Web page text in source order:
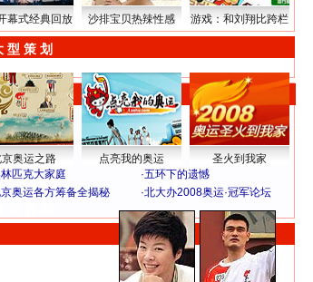
幕式经典回放 沙排宝贝热辣性感 游戏：和刘翔比跨栏
型 策 划
奥运之路 点亮我的奥运
圣火到我家
匹克大家庭 ·五环下的遗憾
奥运各方筹备全揭秘 ·北大办2008奥运·冠军论坛